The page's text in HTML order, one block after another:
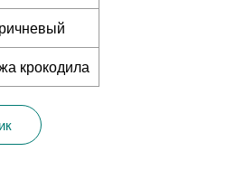
крокодила